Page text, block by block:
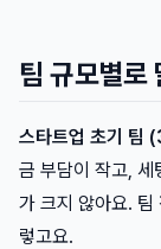
팀 규모별로
스타트업 초기 팀
금 부담이 작고, 세
가 크지 않아요.
렇고요.